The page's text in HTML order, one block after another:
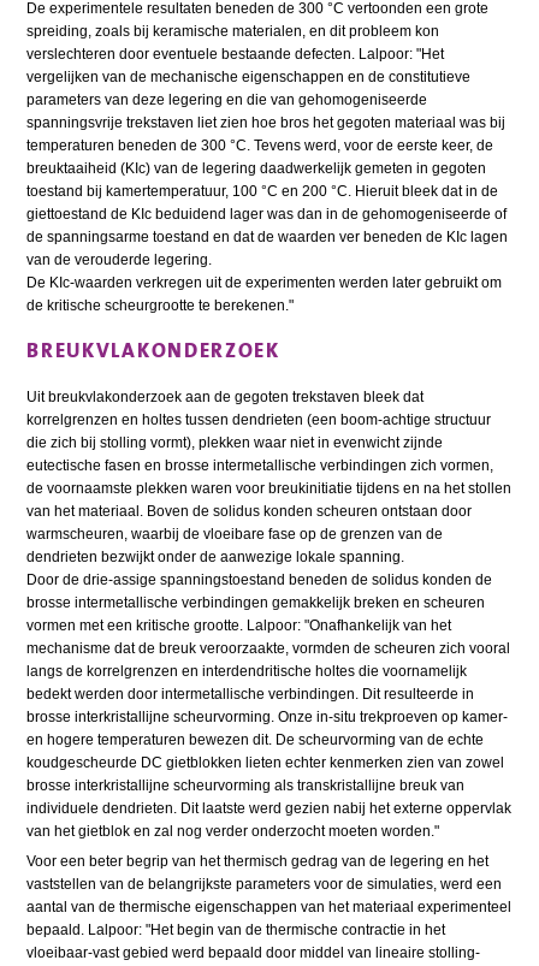
De experimentele resultaten beneden de 300 °C vertoonden een grote
spreiding, zoals bij keramische materialen, en dit probleem kon
verslechteren door eventuele bestaande defecten. Lalpoor: "Het
vergelijken van de mechanische eigenschappen en de constitutieve
parameters van deze legering en die van gehomogeniseerde
spanningsvrije trekstaven liet zien hoe bros het gegoten materiaal was bij
temperaturen beneden de 300 °C. Tevens werd, voor de eerste keer, de
breuktaaiheid (KIc) van de legering daadwerkelijk gemeten in gegoten
toestand bij kamertemperatuur, 100 °C en 200 °C. Hieruit bleek dat in de
giettoestand de KIc beduidend lager was dan in de gehomogeniseerde of
de spanningsarme toestand en dat de waarden ver beneden de KIc lagen
van de verouderde legering.
De KIc-waarden verkregen uit de experimenten werden later gebruikt om
de kritische scheurgrootte te berekenen."
BREUKVLAKONDERZOEK
Uit breukvlakonderzoek aan de gegoten trekstaven bleek dat
korrelgrenzen en holtes tussen dendrieten (een boom-achtige structuur
die zich bij stolling vormt), plekken waar niet in evenwicht zijnde
eutectische fasen en brosse intermetallische verbindingen zich vormen,
de voornaamste plekken waren voor breukinitiatie tijdens en na het stollen
van het materiaal. Boven de solidus konden scheuren ontstaan door
warmscheuren, waarbij de vloeibare fase op de grenzen van de
dendrieten bezwijkt onder de aanwezige lokale spanning.
Door de drie-assige spanningstoestand beneden de solidus konden de
brosse intermetallische verbindingen gemakkelijk breken en scheuren
vormen met een kritische grootte. Lalpoor: "Onafhankelijk van het
mechanisme dat de breuk veroorzaakte, vormden de scheuren zich vooral
langs de korrelgrenzen en interdendritische holtes die voornamelijk
bedekt werden door intermetallische verbindingen. Dit resulteerde in
brosse interkristallijne scheurvorming. Onze in-situ trekproeven op kamer-
en hogere temperaturen bewezen dit. De scheurvorming van de echte
koudgescheurde DC gietblokken lieten echter kenmerken zien van zowel
brosse interkristallijne scheurvorming als transkristallijne breuk van
individuele dendrieten. Dit laatste werd gezien nabij het externe oppervlak
van het gietblok en zal nog verder onderzocht moeten worden."
Voor een beter begrip van het thermisch gedrag van de legering en het
vaststellen van de belangrijkste parameters voor de simulaties, werd een
aantal van de thermische eigenschappen van het materiaal experimenteel
bepaald. Lalpoor: "Het begin van de thermische contractie in het
vloeibaar-vast gebied werd bepaald door middel van lineaire stolling-